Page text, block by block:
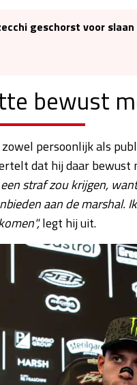
geschorst voor
bewust
persoonlijk als
dat hij daar
straf zou krijgen,
aan de
legt hij uit.